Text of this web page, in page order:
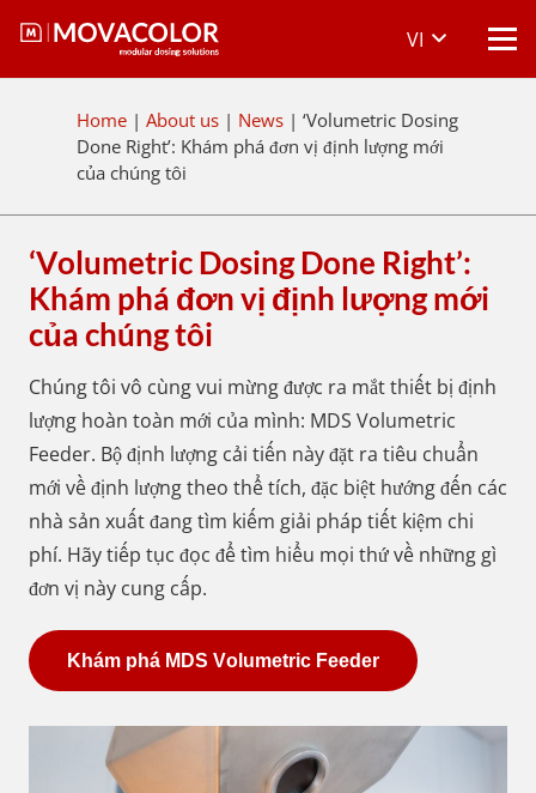
VI
Home | About us | News | ‘Volumetric Dosing
Done Right’: Khám phá đơn vị định lượng mới
của chúng tôi
‘Volumetric Dosing Done Right’:
Khám phá đơn vị định lượng mới
của chúng tôi
Chúng tôi vô cùng vui mừng được ra mắt thiết bị định
lượng hoàn toàn mới của mình: MDS Volumetric
Feeder. Bộ định lượng cải tiến này đặt ra tiêu chuẩn
mới về định lượng theo thể tích, đặc biệt hướng đến các
nhà sản xuất đang tìm kiếm giải pháp tiết kiệm chi
phí. Hãy tiếp tục đọc để tìm hiểu mọi thứ về những gì
đơn vị này cung cấp.
Khám phá MDS Volumetric Feeder